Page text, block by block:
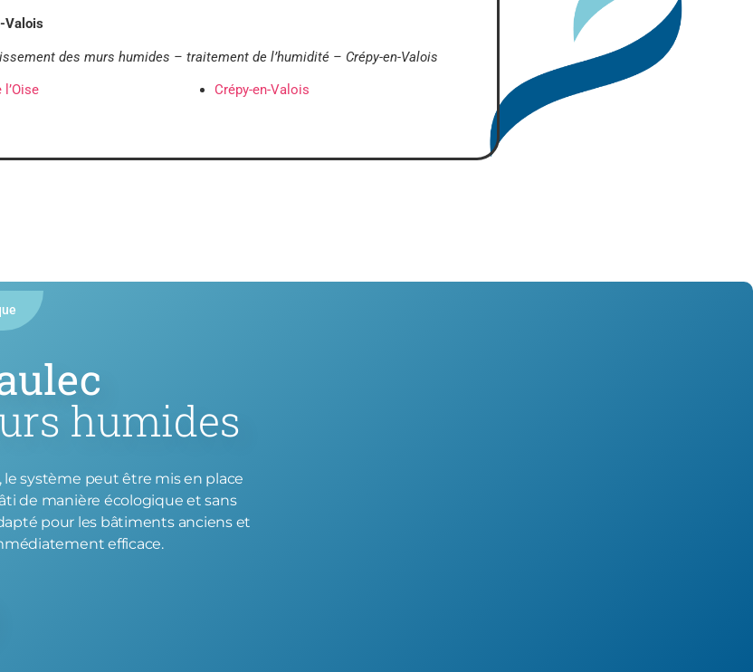
Valois
des murs humides – traitement de l’humidité – Crépy-en-Valois
Crépy-en-Valois
humides
le système peut être mis en place
de manière écologique et sans
pour les bâtiments anciens et
efficace.